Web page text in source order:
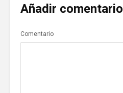
Añadir comentario
Comentario